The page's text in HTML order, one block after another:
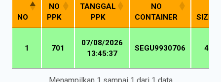
NO
NO
PPK
TANGGAL
PPK
NO
CONTAINER
SIZE
PPK
PPK
CONTAINER
1
701
07/08/2026
13:45:37
SEGU9930706 40